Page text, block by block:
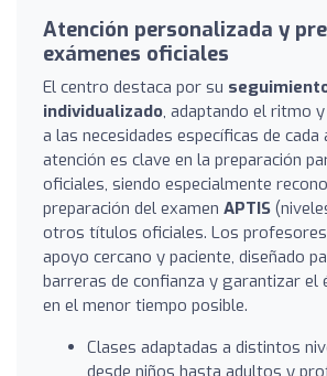
Atención personalizada y
exámenes oficiales
El centro destaca por su
individualizado, adaptando el ritmo
a las necesidades específicas de cada
atención es clave en la preparación
oficiales, siendo especialmente
preparación del examen APTIS
otros títulos oficiales. Los
apoyo cercano y paciente, diseñado
barreras de confianza y garantizar el
en el menor tiempo posible.
Clases adaptadas a distintos
desde niños hasta adultos y